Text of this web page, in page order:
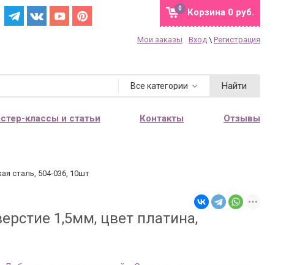
Корзина 0 руб.
0
Мои заказы Вход \ Регистрация
Все категории Найти
классы и статьи Контакты Отзывы
сталь, 504-036, 10шт
1,5мм, цвет платина,